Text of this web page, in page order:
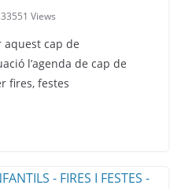
Views
aquest cap de
l’agenda de cap de
fires, festes